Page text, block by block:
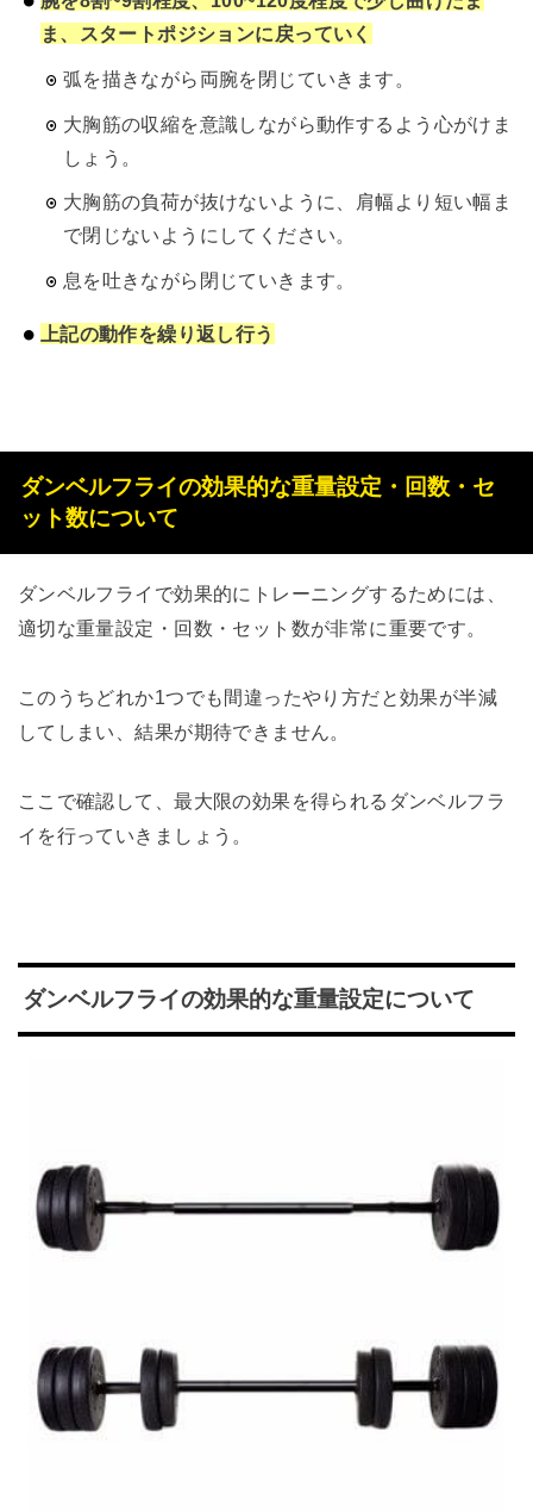
ま、スタートポジションに戻っていく
弧を描きながら両腕を閉じていきます。
大胸筋の収縮を意識しながら動作するよう心がけま
しょう。
大胸筋の負荷が抜けないように、肩幅より短い幅ま
で閉じないようにしてください。
息を吐きながら閉じていきます。
上記の動作を繰り返し行う
ダンベルフライの効果的な重量設定・回数・セ
ット数について
ダンベルフライで効果的にトレーニングするためには、
適切な重量設定・回数・セット数が非常に重要です。
このうちどれか1つでも間違ったやり方だと効果が半減
してしまい、結果が期待できません。
ここで確認して、最大限の効果を得られるダンベルフラ
イを行っていきましょう。
ダンベルフライの効果的な重量設定について